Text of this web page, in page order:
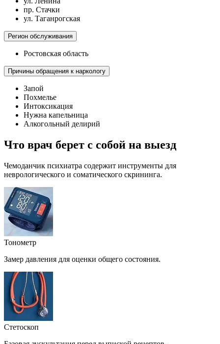
пр. Стачки
ул. Таганрогская
Регион обслуживания
Ростовская область
Причины обращения к наркологу
Запой
Похмелье
Интоксикация
Нужна капельница
Алкогольный делирий
Что врач берет с собой на выезд
Чемоданчик психиатра содержит инструменты для
неврологического и соматического скрининга.
Тонометр
Замер давления для оценки общего состояния.
Стетоскоп